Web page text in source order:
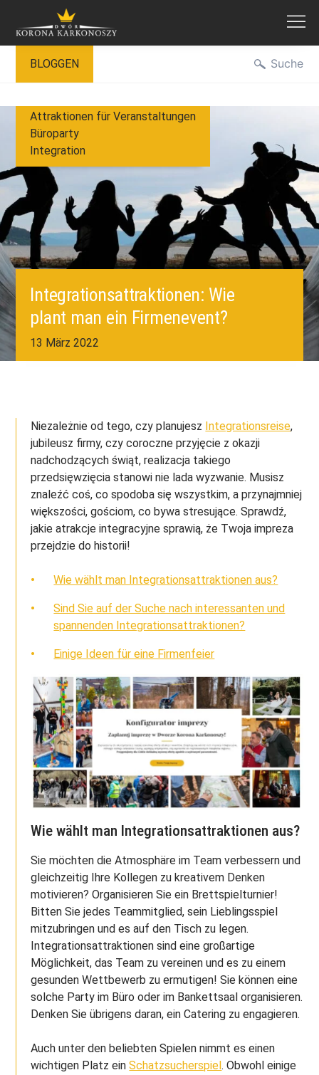
Inhalt
springen
BLOGGEN
Integrationsattraktionen: Wie
plant man ein Firmenevent?
13 März 2022
Attraktionen für Veranstaltungen
Büroparty
Integration
Niezależnie od tego, czy planujesz Integrationsreise,
jubileusz firmy, czy coroczne przyjęcie z okazji
nadchodzących świąt, realizacja takiego
przedsięwzięcia stanowi nie lada wyzwanie. Musisz
znaleźć coś, co spodoba się wszystkim, a przynajmniej
większości, gościom, co bywa stresujące. Sprawdź,
jakie atrakcje integracyjne sprawią, że Twoja impreza
przejdzie do historii!
Wie wählt man Integrationsattraktionen aus?
Sind Sie auf der Suche nach interessanten und
spannenden Integrationsattraktionen?
Einige Ideen für eine Firmenfeier
Wie wählt man Integrationsattraktionen aus?
Sie möchten die Atmosphäre im Team verbessern und
gleichzeitig Ihre Kollegen zu kreativem Denken
motivieren? Organisieren Sie ein Brettspielturnier!
Bitten Sie jedes Teammitglied, sein Lieblingsspiel
mitzubringen und es auf den Tisch zu legen.
Integrationsattraktionen sind eine großartige
Möglichkeit, das Team zu vereinen und es zu einem
gesunden Wettbewerb zu ermutigen! Sie können eine
solche Party im Büro oder im Bankettsaal organisieren.
Denken Sie übrigens daran, ein Catering zu engagieren.
Auch unter den beliebten Spielen nimmt es einen
wichtigen Platz einSchatzsucherspiel. Obwohl einige